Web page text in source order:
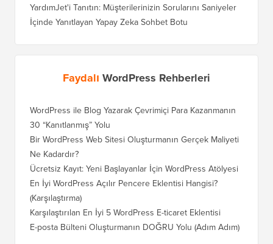
YardımJet'i Tanıtın: Müşterilerinizin Sorularını Saniyeler
İçinde Yanıtlayan Yapay Zeka Sohbet Botu
Faydalı WordPress Rehberleri
WordPress ile Blog Yazarak Çevrimiçi Para Kazanmanın
30 “Kanıtlanmış” Yolu
Bir WordPress Web Sitesi Oluşturmanın Gerçek Maliyeti
Ne Kadardır?
Ücretsiz Kayıt: Yeni Başlayanlar İçin WordPress Atölyesi
En İyi WordPress Açılır Pencere Eklentisi Hangisi?
(Karşılaştırma)
Karşılaştırılan En İyi 5 WordPress E-ticaret Eklentisi
E-posta Bülteni Oluşturmanın DOĞRU Yolu (Adım Adım)